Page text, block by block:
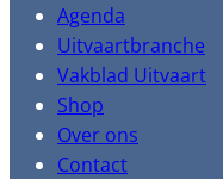
Agenda
Uitvaartbranche
Vakblad Uitvaart
Shop
Over ons
Contact